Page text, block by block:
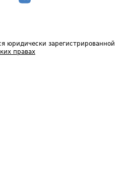
юридически зарегистрированной
правах